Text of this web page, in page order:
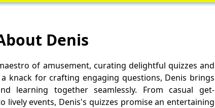
Denis
of amusement, curating delightful quizzes and
knack for crafting engaging questions, Denis brings
learning together seamlessly. From casual get-
lively events, Denis's quizzes promise an entertaining